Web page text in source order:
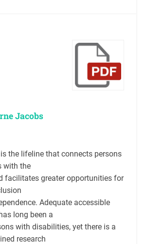
Jacobs
the lifeline that connects persons
with the
facilitates greater opportunities for
Adequate accessible
long been a
with disabilities, yet there is a
research